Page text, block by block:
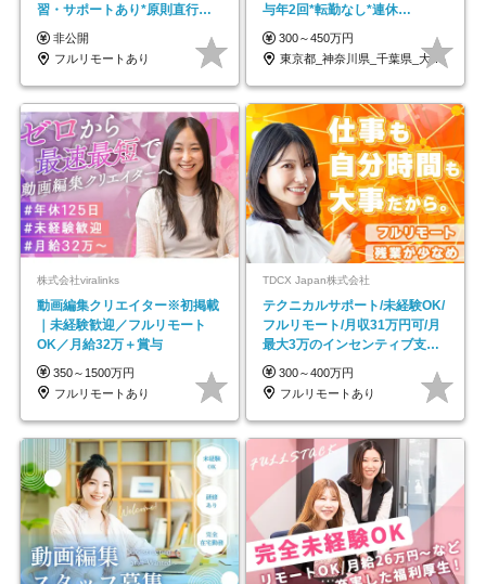
習・サポートあり*原則直行直
帰／全国募集・業務委託
非公開
フルリモートあり
与年2回*転勤なし*連休
OK/ZE010232
300～450万円
東京都_神奈川県_千葉県_大阪府_愛知県…
株式会社viralinks
動画編集クリエイター※初掲載
｜未経験歓迎／フルリモート
OK／月給32万＋賞与
350～1500万円
フルリモートあり
TDCX Japan株式会社
テクニカルサポート/未経験OK/
フルリモート/月収31万円可/月
最大3万のインセンティブ支給/
平均年齢33歳
300～400万円
フルリモートあり